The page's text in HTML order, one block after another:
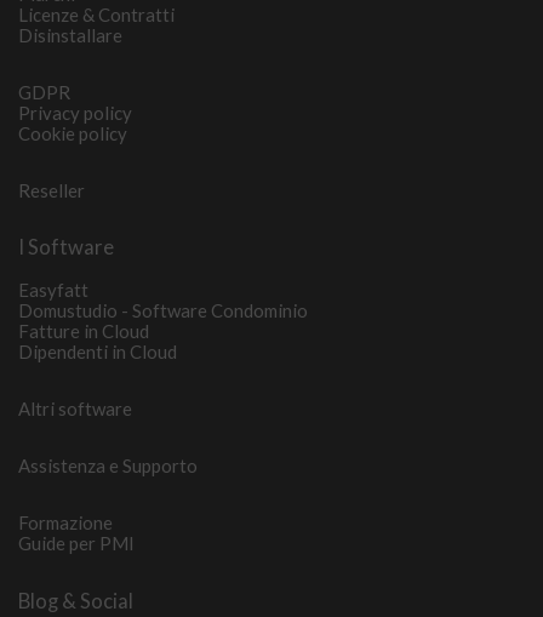
Licenze & Contratti
Disinstallare
GDPR
Privacy policy
Cookie policy
Reseller
I Software
Easyfatt
Domustudio - Software Condominio
Fatture in Cloud
Dipendenti in Cloud
Altri software
Assistenza e Supporto
Formazione
Guide per PMI
Blog & Social